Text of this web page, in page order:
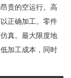
贵的空运行。高
正确加工。零件
真。最大限度地
加工成本，同时